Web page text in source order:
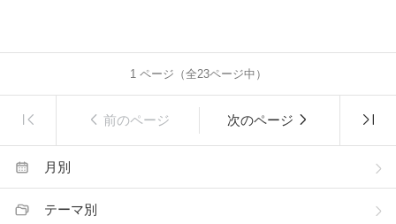
1ページ（全23ページ中）
前のページ 次のページ
月別
テーマ別